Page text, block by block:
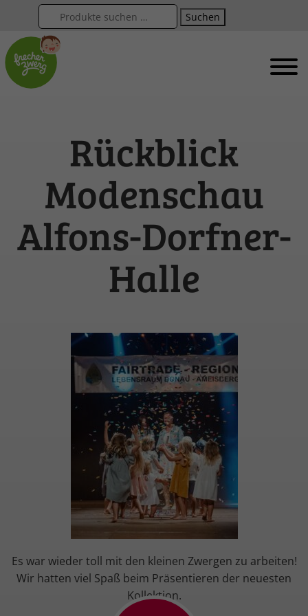
Suchen
Rückblick
Modenschau
Alfons-Dorfner-
Halle
Es war wieder toll mit den kleinen Zwergen zu arbeiten!
Wir hatten viel Spaß beim Präsentieren der neuesten
Kollektion.